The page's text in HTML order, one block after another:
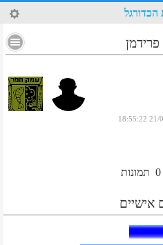
48 הכדורגל
פרידמן
21/05/
0 תמונות
אישיים